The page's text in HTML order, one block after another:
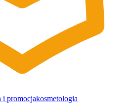
i promocjakosmetologia